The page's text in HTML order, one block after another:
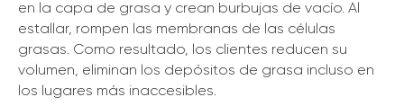
en la capa de grasa y crean burbujas de vacío. Al
estallar, rompen las membranas de las células
grasas. Como resultado, los clientes reducen su
volumen, eliminan los depósitos de grasa incluso en
los lugares más inaccesibles.